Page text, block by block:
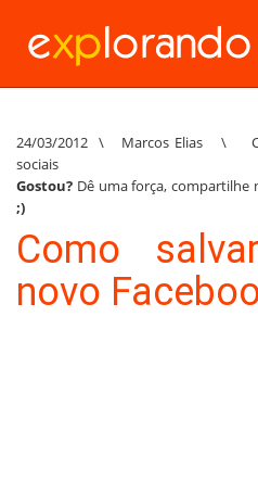
24/03/2012 \ Marcos Elias \
sociais
Gostou? Dê uma força, compartilhe
;)
Como
novo